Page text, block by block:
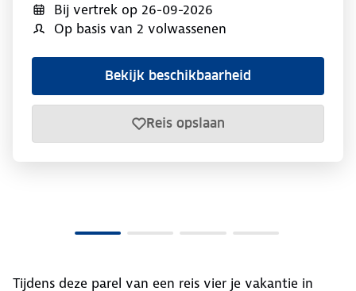
Bij vertrek op 26-09-2026
Op basis van 2 volwassenen
Bekijk beschikbaarheid
Reis opslaan
Tijdens deze parel van een reis vier je vakantie in